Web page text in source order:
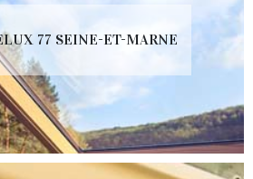
77 SEINE-ET-MARNE